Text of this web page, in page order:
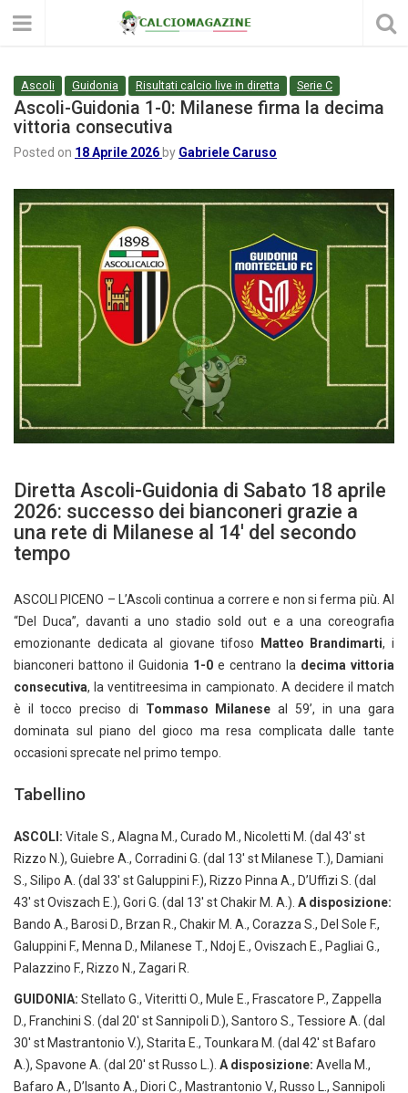
Ascoli Guidonia Risultati calcio live in diretta Serie C
Ascoli-Guidonia 1-0: Milanese firma la decima
vittoria consecutiva
Posted on 18 Aprile 2026 by Gabriele Caruso
Diretta Ascoli-Guidonia di Sabato 18 aprile
2026: successo dei bianconeri grazie a
una rete di Milanese al 14′ del secondo
tempo
ASCOLI PICENO – L’Ascoli continua a correre e non si ferma più. Al
“Del Duca”, davanti a uno stadio sold out e a una coreografia
emozionante dedicata al giovane tifoso
Matteo Brandimarti, i
bianconeri battono il Guidonia 1-0 e centrano la decima vittoria
consecutiva, la ventitreesima in campionato. A decidere il match
è il tocco preciso di Tommaso Milanese al 59’, in una gara
dominata sul piano del gioco ma resa complicata dalle tante
occasioni sprecate nel primo tempo.
Tabellino
ASCOLI: Vitale S., Alagna M., Curado M., Nicoletti M. (dal 43′ st
Rizzo N.), Guiebre A., Corradini G. (dal 13′ st Milanese T.), Damiani
S., Silipo A. (dal 33′ st Galuppini F.), Rizzo Pinna A., D’Uffizi S. (dal
43′ st Oviszach E.), Gori G. (dal 13′ st Chakir M. A.). A disposizione:
Bando A., Barosi D., Brzan R., Chakir M. A., Corazza S., Del Sole F.,
Galuppini F., Menna D., Milanese T., Ndoj E., Oviszach E., Pagliai G.,
Palazzino F., Rizzo N., Zagari R.
GUIDONIA: Stellato G., Viteritti O., Mule E., Frascatore P., Zappella
D., Franchini S. (dal 20′ st Sannipoli D.), Santoro S., Tessiore A. (dal
30′ st Mastrantonio V.), Starita E., Tounkara M. (dal 42′ st Bafaro
A.), Spavone A. (dal 20′ st Russo L.). A disposizione: Avella M.,
Bafaro A., D’Isanto A., Diori C., Mastrantonio V., Russo L., Sannipoli